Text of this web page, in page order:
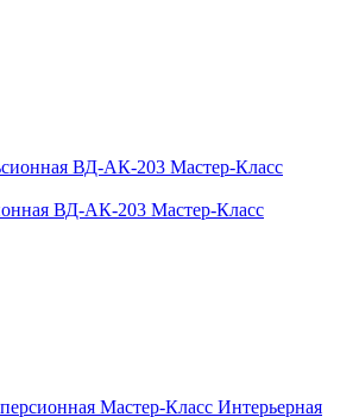
ВД-АК-203 Мастер-Класс